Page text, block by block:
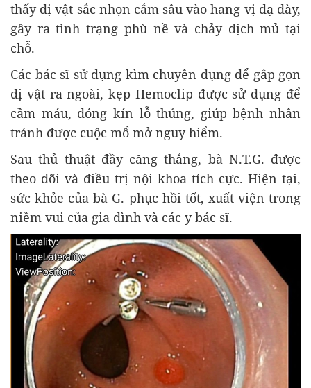
thấy dị vật sắc nhọn cắm sâu vào hang vị dạ dày,
gây ra tình trạng phù nề và chảy dịch mủ tại
chỗ.
Các bác sĩ sử dụng kìm chuyên dụng để gắp gọn
dị vật ra ngoài, kẹp Hemoclip được sử dụng để
cầm máu, đóng kín lỗ thủng, giúp bệnh nhân
tránh được cuộc mổ mở nguy hiểm.
Sau thủ thuật đầy căng thẳng, bà N.T.G. được
theo dõi và điều trị nội khoa tích cực. Hiện tại,
sức khỏe của bà G. phục hồi tốt, xuất viện trong
niềm vui của gia đình và các y bác sĩ.